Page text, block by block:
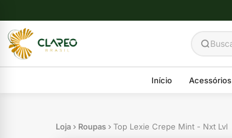
Início Acessórios
Loja Roupas Top Lexie Crepe Mint - Nxt Lvl